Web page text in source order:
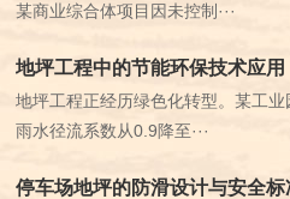
某商业综合体项目因未控制···
地坪工程中的节能环保技术应用
地坪工程正经历绿色化转型。某工
雨水径流系数从0.9降至···
停车场地坪的防滑设计与安全标